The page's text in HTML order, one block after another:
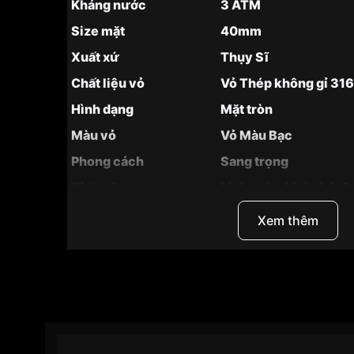
Kháng nước
3 ATM
Size mặt
40mm
Xuất xứ
Thụy Sĩ
Chất liệu vỏ
Vỏ Thép không gỉ
Hình dạng
Mặt tròn
Màu vỏ
Vỏ Màu Bạc
Phong cách
Sang trọng
14.3mm
Mặt trắng
Xem thêm